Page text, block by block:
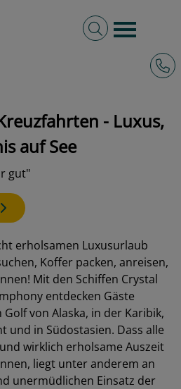
Burger
Volltextsuche
- Luxus,
auf See
gut
erholsamen Luxusurlaub
Koffer packen, anreisen,
Mit den Schiffen Crystal
entdecken Gäste
von Alaska, in der Karibik,
und in Südostasien. Dass alle
wirklich erholsame Auszeit
liegt unter anderem an
unermüdlichen Einsatz der